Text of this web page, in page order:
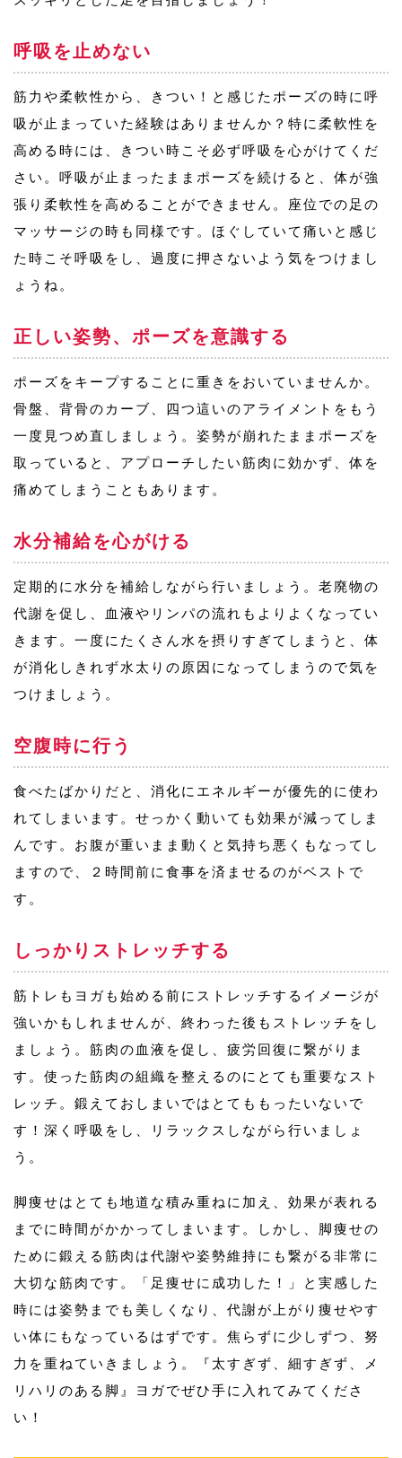
呼吸を止めない
筋力や柔軟性から、きつい！と感じたポーズの時に呼
吸が止まっていた経験はありませんか？特に柔軟性を
高める時には、きつい時こそ必ず呼吸を心がけてくだ
さい。呼吸が止まったままポーズを続けると、体が強
張り柔軟性を高めることができません。座位での足の
マッサージの時も同様です。ほぐしていて痛いと感じ
た時こそ呼吸をし、過度に押さないよう気をつけまし
ょうね。
正しい姿勢、ポーズを意識する
ポーズをキープすることに重きをおいていませんか。
骨盤、背骨のカーブ、四つ這いのアライメントをもう
一度見つめ直しましょう。姿勢が崩れたままポーズを
取っていると、アプローチしたい筋肉に効かず、体を
痛めてしまうこともあります。
水分補給を心がける
定期的に水分を補給しながら行いましょう。老廃物の
代謝を促し、血液やリンパの流れもよりよくなってい
きます。一度にたくさん水を摂りすぎてしまうと、体
が消化しきれず水太りの原因になってしまうので気を
つけましょう。
空腹時に行う
食べたばかりだと、消化にエネルギーが優先的に使わ
れてしまいます。せっかく動いても効果が減ってしま
んです。お腹が重いまま動くと気持ち悪くもなってし
ますので、２時間前に食事を済ませるのがベストで
す。
しっかりストレッチする
筋トレもヨガも始める前にストレッチするイメージが
強いかもしれませんが、終わった後もストレッチをし
ましょう。筋肉の血液を促し、疲労回復に繋がりま
す。使った筋肉の組織を整えるのにとても重要なスト
レッチ。鍛えておしまいではとてももったいないで
す！深く呼吸をし、リラックスしながら行いましょ
う。
脚痩せはとても地道な積み重ねに加え、効果が表れる
までに時間がかかってしまいます。しかし、脚痩せの
ために鍛える筋肉は代謝や姿勢維持にも繋がる非常に
大切な筋肉です。「足痩せに成功した！」と実感した
時には姿勢までも美しくなり、代謝が上がり痩せやす
い体にもなっているはずです。焦らずに少しずつ、努
力を重ねていきましょう。『太すぎず、細すぎず、メ
リハリのある脚』ヨガでぜひ手に入れてみてくださ
い！